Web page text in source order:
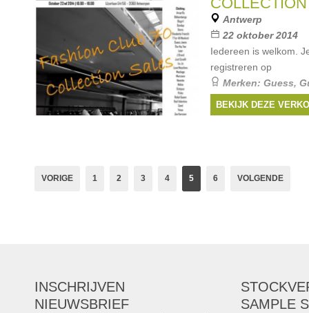
Adidas,Pinko,
Antwerp
22 oktober 2014
Iedereen is welkom.
registreren op
Merken: Guess,
Liu Jo, ...
BEKIJK DEZE
VORIGE 1 2 3 4 5 6 VOLGENDE
INSCHRIJVEN
NIEUWSBRIEF
SAMPLE